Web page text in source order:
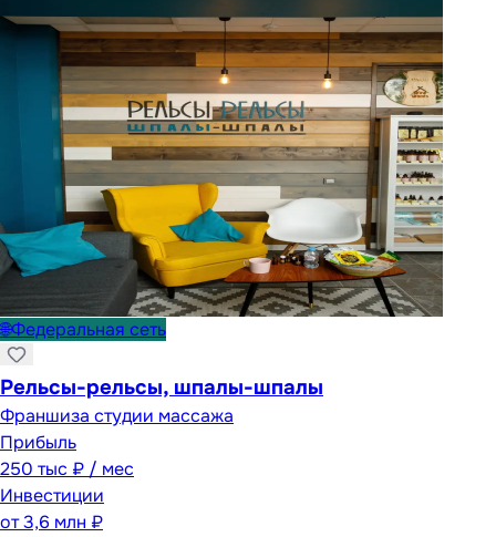
🌐Федеральная сеть
Рельсы-рельсы, шпалы-шпалы
Франшиза студии массажа
Прибыль
250 тыс ₽ / мес
Инвестиции
от3,6 млн ₽